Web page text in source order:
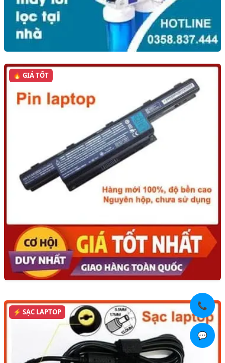
🔥 GIÁ TỐT
⚡ SẠC LAPTOP
📞
💬